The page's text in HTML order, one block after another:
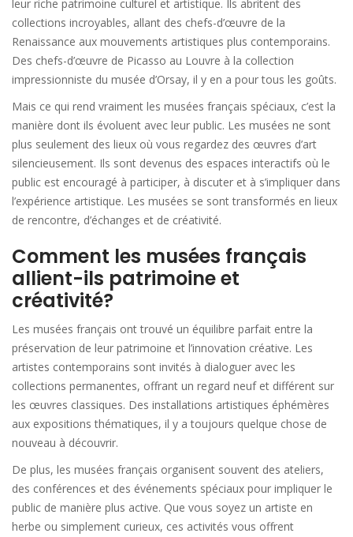
leur riche patrimoine culturel et artistique. Ils abritent des
collections incroyables, allant des chefs-d’œuvre de la
Renaissance aux mouvements artistiques plus contemporains.
Des chefs-d’œuvre de Picasso au Louvre à la collection
impressionniste du musée d’Orsay, il y en a pour tous les goûts.
Mais ce qui rend vraiment les musées français spéciaux, c’est la
manière dont ils évoluent avec leur public. Les musées ne sont
plus seulement des lieux où vous regardez des œuvres d’art
silencieusement. Ils sont devenus des espaces interactifs où le
public est encouragé à participer, à discuter et à s’impliquer dans
l’expérience artistique. Les musées se sont transformés en lieux
de rencontre, d’échanges et de créativité.
Comment les musées français
allient-ils patrimoine et
créativité?
Les musées français ont trouvé un équilibre parfait entre la
préservation de leur patrimoine et l’innovation créative. Les
artistes contemporains sont invités à dialoguer avec les
collections permanentes, offrant un regard neuf et différent sur
les œuvres classiques. Des installations artistiques éphémères
aux expositions thématiques, il y a toujours quelque chose de
nouveau à découvrir.
De plus, les musées français organisent souvent des ateliers,
des conférences et des événements spéciaux pour impliquer le
public de manière plus active. Que vous soyez un artiste en
herbe ou simplement curieux, ces activités vous offrent